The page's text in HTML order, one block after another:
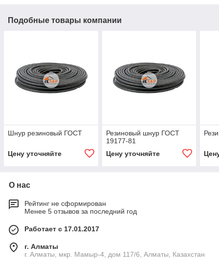
Подобные товары компании
Шнур резиновый ГОСТ
Цену уточняйте
Резиновый шнур ГОСТ
19177-81
Цену уточняйте
О нас
Рейтинг не сформирован
Менее 5 отзывов за последний год
Работает с 17.01.2017
г. Алматы
г. Алматы, мкр. Мамыр-4, дом 117/6, Алматы, Казахстан